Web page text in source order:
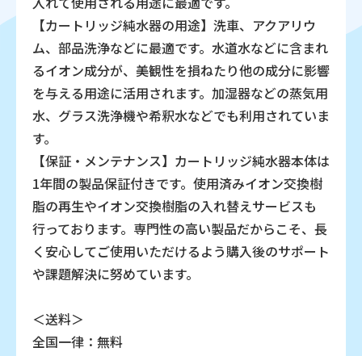
【カートリッジ純水器の用途】洗車、アクアリウ
ム、部品洗浄などに最適です。水道水などに含まれ
るイオン成分が、美観性を損ねたり他の成分に影響
を与える用途に活用されます。加湿器などの蒸気用
水、グラス洗浄機や希釈水などでも利用されていま
す。
【保証・メンテナンス】カートリッジ純水器本体は
1年間の製品保証付きです。使用済みイオン交換樹
脂の再生やイオン交換樹脂の入れ替えサービスも
行っております。専門性の高い製品だからこそ、長
く安心してご使用いただけるよう購入後のサポート
や課題解決に努めています。
＜送料＞
全国一律：無料